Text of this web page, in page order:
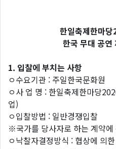
한일축제한마
한국 무대 공연
1. 입찰에 부치는 사항
ㅇ수요기관 : 주일한국문화원
ㅇ사 업 명 : 한일축제한마당
업)
ㅇ입찰방법 : 일반경쟁입찰
※국가를 당사자로 하는 계약에
ㅇ낙찰자결정방식 : 협상에 의